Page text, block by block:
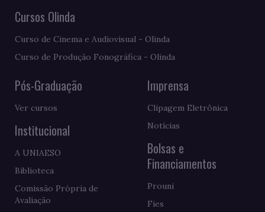
Cursos Olinda
Curso de Cinema e Audiovisual - Olinda
Curso de Produção Fonográfica - Olinda
Pós-Graduação
Ver cursos
Institucional
A UNIAESO
Biblioteca
Comissão Própria de
Avaliação
Imprensa
Clipagem Eletrônica
Notícias
Bolsas e
Financiamentos
Prouni
Fies